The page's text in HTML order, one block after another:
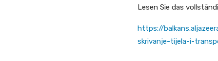
Lesen Sie das
https://
skrivanje-tijela-i-